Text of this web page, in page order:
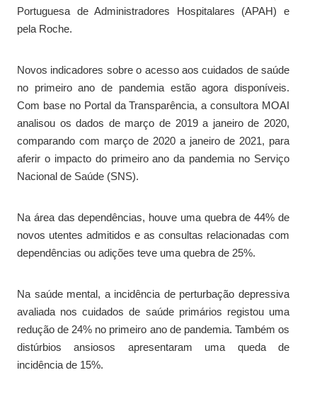
Portuguesa de Administradores Hospitalares (APAH) e
pela Roche.
Novos indicadores sobre o acesso aos cuidados de saúde
no primeiro ano de pandemia estão agora disponíveis.
Com base no Portal da Transparência, a consultora MOAI
analisou os dados de março de 2019 a janeiro de 2020,
comparando com março de 2020 a janeiro de 2021, para
aferir o impacto do primeiro ano da pandemia no Serviço
Nacional de Saúde (SNS).
Na área das dependências, houve uma quebra de 44% de
novos utentes admitidos e as consultas relacionadas com
dependências ou adições teve uma quebra de 25%.
Na saúde mental, a incidência de perturbação depressiva
avaliada nos cuidados de saúde primários registou uma
redução de 24% no primeiro ano de pandemia. Também os
distúrbios ansiosos apresentaram uma queda de
incidência de 15%.